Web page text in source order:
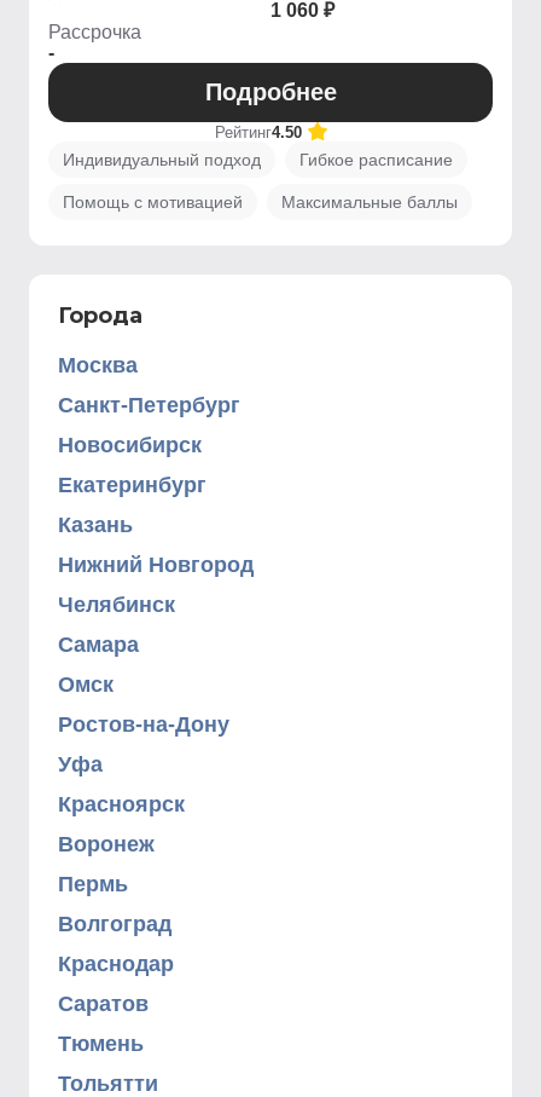
1 060 ₽
Рассрочка
-
Подробнее
Рейтинг4.50
Индивидуальный подход Гибкое расписание
Помощь с мотивацией Максимальные баллы
Города
Москва
Санкт-Петербург
Новосибирск
Екатеринбург
Казань
Нижний Новгород
Челябинск
Самара
Омск
Ростов-на-Дону
Уфа
Красноярск
Воронеж
Пермь
Волгоград
Краснодар
Саратов
Тюмень
Тольятти